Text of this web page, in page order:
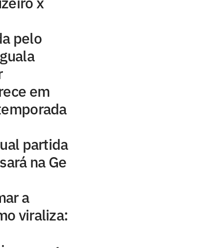
pelo
em
partida
na Ge
a
viraliza: